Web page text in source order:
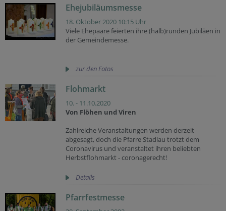
Ehejubiläumsmesse
18. Oktober 2020 10:15 Uhr
Viele Ehepaare feierten ihre (halb)runden Jubiläen in
der Gemeindemesse.
zur den Fotos
Flohmarkt
10. - 11.10.2020
Von Flöhen und Viren
Zahlreiche Veranstaltungen werden derzeit
abgesagt, doch die Pfarre Stadlau trotzt dem
Coronavirus und veranstaltet ihren beliebten
Herbstflohmarkt - coronagerecht!
Details
Pfarrfestmesse